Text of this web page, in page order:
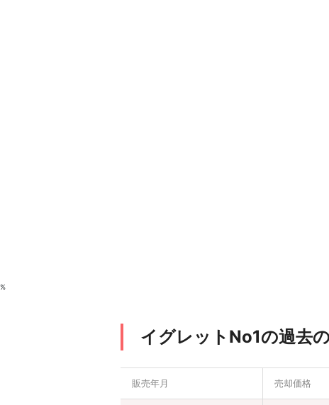
%
イグレットNo1の過去
販売年月 売却価格